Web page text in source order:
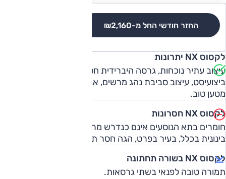
החזר חודשי החל מ-₪2,160
לקסוס NX יתרונות
עיצוב עתיר נוכחות, גרסה היברידית חסכנית, מנוע טורבו
ביצועיסט, עיצוב סביבת נהג מרשים, אבזור עשיר, מרווח, תא
מטען טוב.
לקסוס NX חסרונות
חומרים בתא הנוסעים אינם כנדרש מרכב יוקרה, נוחות נסיעה
בינונית בכלל, בעיר בפרט, הגה חסר תחושה.
לקסוס NX בשורה תחתונה
תמורה טובה לפנאי בשתי גרסאות.